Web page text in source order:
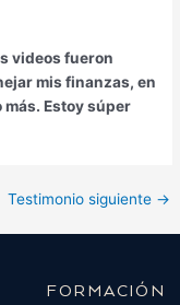
videos fueron
mis finanzas, en
Estoy súper
Testimonio siguiente →
FORMACIÓN